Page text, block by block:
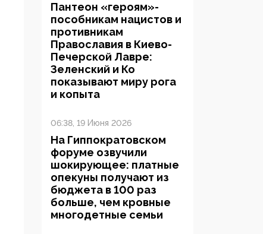
Пантеон «героям»-
пособникам нацистов и
противникам
Православия в Киево-
Печерской Лавре:
Зеленский и Ко
показывают миру рога
и копыта
06:38, 19 Июня 2026
На Гиппократовском
форуме озвучили
шокирующее: платные
опекуны получают из
бюджета в 100 раз
больше, чем кровные
многодетные семьи